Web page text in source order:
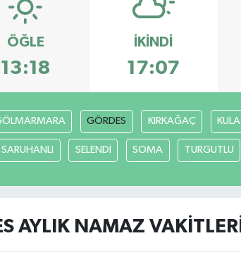
ÖĞLE
13:18
İKINDI
17:07
GÖRDES KIRKAĞAÇ KULA
SARUHANLI SELENDİ SOMA TURGUTLU
AYLIK NAMAZ VAKITLERI